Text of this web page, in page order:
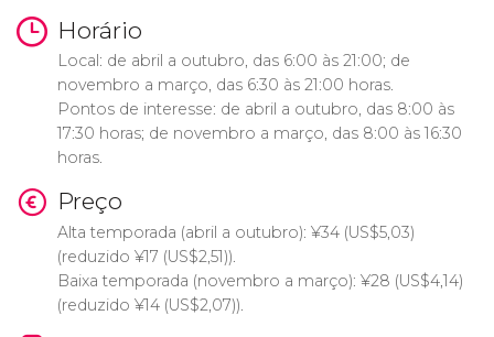
Horário
Local: de abril a outubro, das 6:00 às 21:00; de
novembro a março, das 6:30 às 21:00 horas.
Pontos de interesse: de abril a outubro, das 8:00 às
17:30 horas; de novembro a março, das 8:00 às 16:30
horas.
Preço
Alta temporada (abril a outubro): ¥34 (US$5,03)
(reduzido ¥17 (US$2,51)).
Baixa temporada (novembro a março): ¥28 (US$4,14)
(reduzido ¥14 (US$2,07)).